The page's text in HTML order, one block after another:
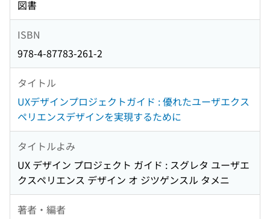
図書
ISBN
978-4-87783-261-2
タイトル
UXデザインプロジェクトガイド : 優れたユーザエクス
ペリエンスデザインを実現するために
タイトルよみ
UX デザイン プロジェクト ガイド : スグレタ ユーザエ
クスペリエンス デザイン オ ジツゲンスル タメニ
著者・編者